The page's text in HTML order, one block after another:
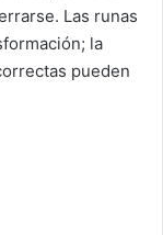
Las runas
la
pueden